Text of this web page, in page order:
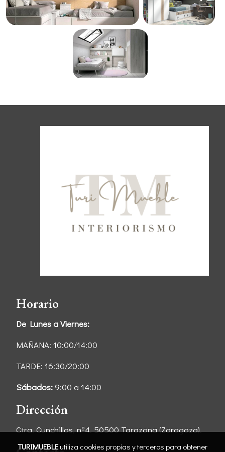
Horario
De Lunes a Viernes:
MAÑANA: 10:00/14:00
TARDE: 16:30/20:00
Sábados:9:00 a 14:00
Dirección
Ctra. Cunchillos, nº4. 50500 Tarazona (Zaragoza).
TURIMUEBLEutiliza cookies propias y terceros para obtener